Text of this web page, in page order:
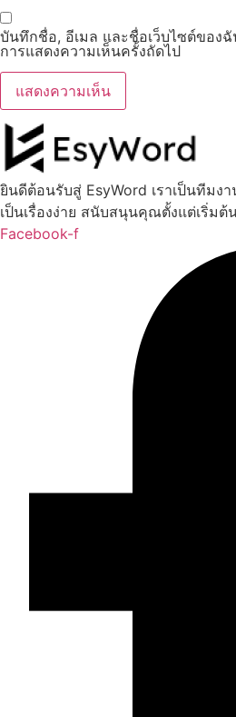
บันทึกชื่อ, อีเมล และชื่อเว็บไซต์ของ
การแสดงความเห็นครั้งถัดไป
ยินดีต้อนรับสู่ EsyWord เราเป็นทีมง
เป็นเรื่องง่าย สนับสนุนคุณตั้งแต่เริ่มต้
Facebook-f